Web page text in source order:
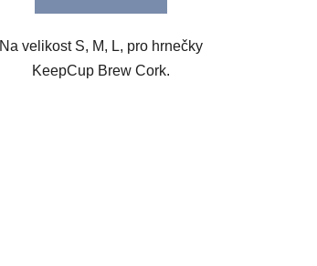
Na velikost S, M, L, pro hrnečky
KeepCup Brew Cork.